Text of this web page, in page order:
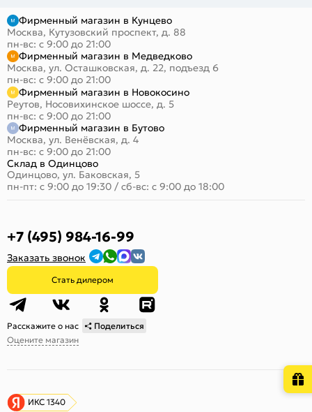
Фирменный магазин в Кунцево
Москва, Кутузовский проспект, д. 88
пн-вс: с 9:00 до 21:00
Фирменный магазин в Медведково
Москва, ул. Осташковская, д. 22, подъезд 6
пн-вс: с 9:00 до 21:00
Фирменный магазин в Новокосино
Реутов, Носовихинское шоссе, д. 5
пн-вс: с 9:00 до 21:00
Фирменный магазин в Бутово
Москва, ул. Венёвская, д. 4
пн-вс: с 9:00 до 21:00
Склад в Одинцово
Одинцово, ул. Баковская, 5
пн-пт: с 9:00 до 19:30 / сб-вс: с 9:00 до 18:00
+7 (495) 984-16-99
Заказать звонок
Стать дилером
Расскажите о нас
Поделиться
Оцените магазин
ИКС 1340